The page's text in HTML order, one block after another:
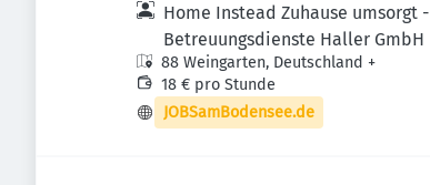
Home Instead Zuhause umsorgt -
Betreuungsdienste Haller GmbH
88 Weingarten, Deutschland +
18 € pro Stunde
JOBSamBodensee.de